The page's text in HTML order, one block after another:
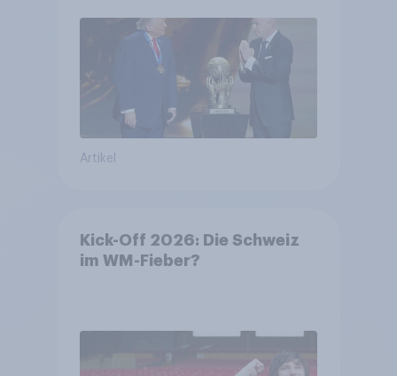
Fußball-WM ohne Politik
Artikel
Kick-Off 2026: Die Schweiz
im WM-Fieber?​